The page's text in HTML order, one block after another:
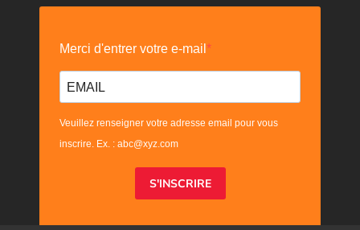
Merci d'entrer votre e-mail
Veuillez renseigner votre adresse email pour vous
inscrire. Ex. : abc@xyz.com
S'INSCRIRE